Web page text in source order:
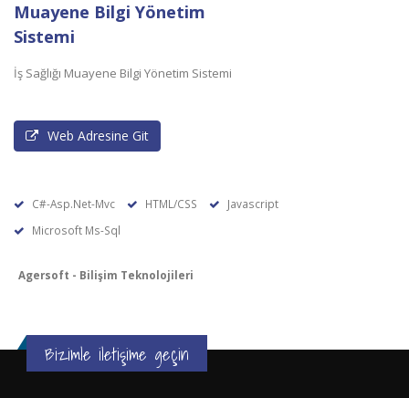
Muayene Bilgi Yönetim
Sistemi
İş Sağlığı Muayene Bilgi Yönetim Sistemi
Web Adresine Git
C#-Asp.Net-Mvc HTML/CSS
Javascript
Microsoft Ms-Sql
Agersoft - Bilişim Teknolojileri
Bizimle iletişime geçin